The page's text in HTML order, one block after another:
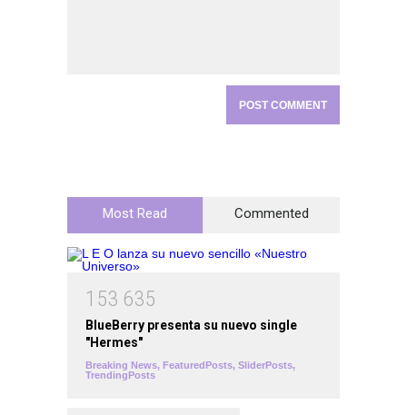
Most Read Commented
1 53 635
BlueBerry presenta su nuevo single
"Hermes"
Breaking News, FeaturedPosts, SliderPosts,
TrendingPosts